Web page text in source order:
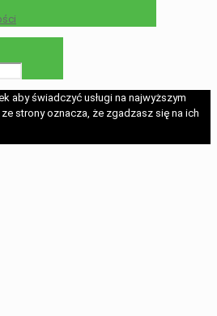
aby świadczyć usługi na najwyższym
strony oznacza, że zgadzasz się na ich